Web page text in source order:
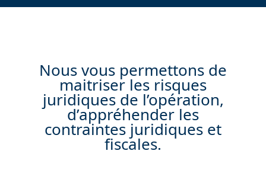
Nous vous permettons de
maitriser les risques
juridiques de l’opération,
d’appréhender les
contraintes juridiques et
fiscales.